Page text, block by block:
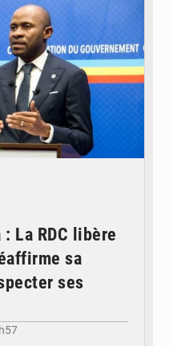
La RDC libère
sa
ses